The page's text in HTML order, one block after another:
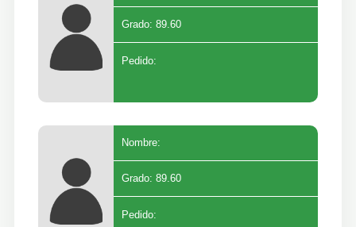
Grado: 89.60
Pedido:
Nombre:
Grado: 89.60
Pedido: